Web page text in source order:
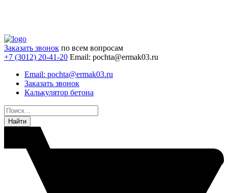
Заказать звонок по всем вопросам
+7 (3012) 20-41-20 Email: pochta@ermak03.ru
Email: pochta@ermak03.ru
Заказать звонок
Калькулятор бетона
Найти